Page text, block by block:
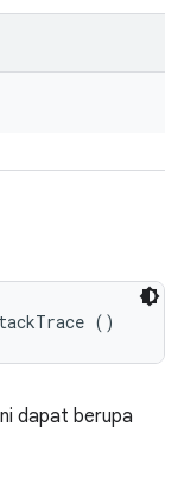
()
dapat berupa